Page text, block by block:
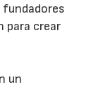
fundadores
para crear
un